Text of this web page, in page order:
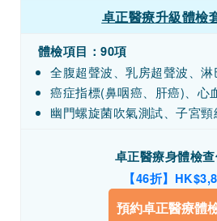
卓正醫療升級體檢
體檢項目：90項
全腹超聲波、乳房超聲波、淋
癌症指標(鼻咽癌、肝癌)、心
幽門螺旋菌吹氣測試、子宮
卓正醫療身體檢
【46折】
預約卓正醫療體